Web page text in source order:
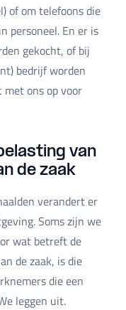
of om telefoons die
personeel. En er is
gekocht, of bij
bedrijf worden
met ons op voor
van
de zaak
verandert er
Soms zijn we
wat betreft de
de zaak, is die
die een
leggen uit.